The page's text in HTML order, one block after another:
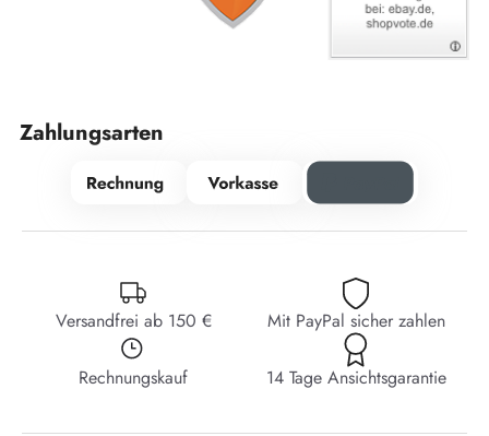
Zahlungsarten
Versandfrei ab 150 € Mit PayPal sicher zahlen
Rechnungskauf 14 Tage Ansichtsgarantie